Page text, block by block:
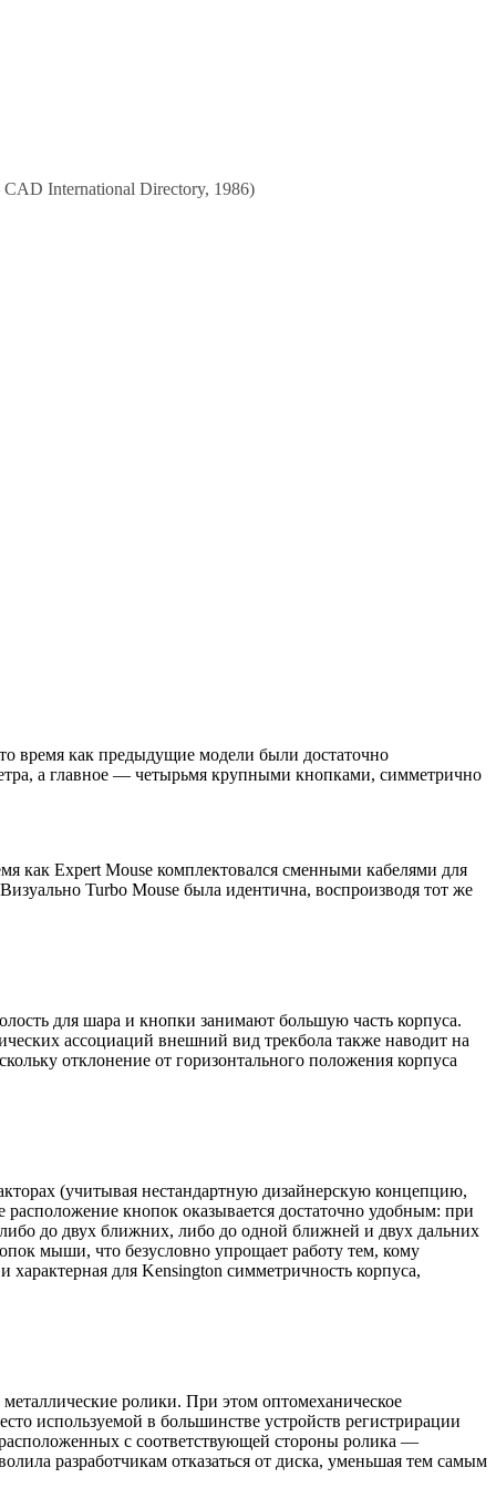
CAD International Directory, 1986)
время как предыдущие модели были достаточно
а главное — четырьмя крупными кнопками, симметрично
как Expert Mouse комплектовался сменными кабелями для
Turbo Mouse была идентична, воспроизводя тот же
для шара и кнопки занимают большую часть корпуса.
ассоциаций внешний вид трекбола также наводит на
отклонение от горизонтального положения корпуса
(учитывая нестандартную дизайнерскую концепцию,
кнопок оказывается достаточно удобным: при
до двух ближних, либо до одной ближней и двух дальних
мыши, что безусловно упрощает работу тем, кому
для Kensington симметричность корпуса,
ролики. При этом оптомеханическое
используемой в большинстве устройств регистрирации
расположенных с соответствующей стороны ролика —
разработчикам отказаться от диска, уменьшая тем самым